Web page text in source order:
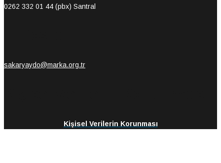
0262 332 01 44 (pbx) Santral
sakaryaydo@marka.org.tr
Kişisel Verilerin Korunması